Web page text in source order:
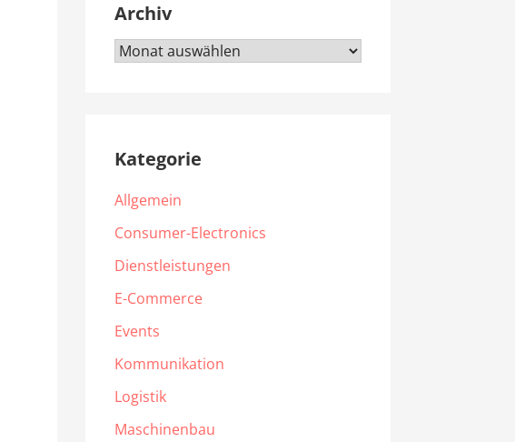
Archiv
Archiv
Kategorie
Allgemein
Consumer-Electronics
Dienstleistungen
E-Commerce
Events
Kommunikation
Logistik
Maschinenbau